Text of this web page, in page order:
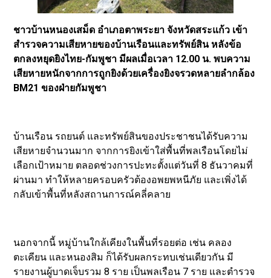
ชาวบ้านหนองเสม็ด อำเภอตาพระยา จังหวัดสระแก้ว เข้า
สำรวจความเสียหายของบ้านเรือนและทรัพย์สิน หลังข้อ
ตกลงหยุดยิงไทย-กัมพูชา มีผลเมื่อเวลา 12.00 น. พบความ
เสียหายหนักจากการถูกยิงด้วยเครื่องยิงจรวดหลายลำกล้อง
BM21 ของฝ่ายกัมพูชา
บ้านเรือน รถยนต์ และทรัพย์สินของประชาชนได้รับความ
เสียหายจำนวนมาก จากการยิงเข้าใส่พื้นที่พลเรือนโดยไม่
เลือกเป้าหมาย ตลอดช่วงการปะทะตั้งแต่วันที่ 8 ธันวาคมที่
ผ่านมา ทำให้หลายครอบครัวต้องอพยพหนีภัย และเพิ่งได้
กลับเข้าพื้นที่หลังสถานการณ์คลี่คลาย
นอกจากนี้ หมู่บ้านใกล้เคียงในพื้นที่รอยต่อ เช่น คลอง
ตะเคียน และหนองสิม ก็ได้รับผลกระทบเช่นเดียวกัน มี
รายงานผู้บาดเจ็บรวม 8 ราย เป็นพลเรือน 7 ราย และตำรวจ